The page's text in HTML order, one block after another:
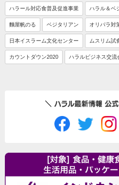
ハラール対応食普及促進事業 ハラル＆ベ
麵屋帆のる ベジタリアン オリパラ対
日本イスラーム文化センター ムスリム試
カウントダウン2020 ハラルビジネス交流